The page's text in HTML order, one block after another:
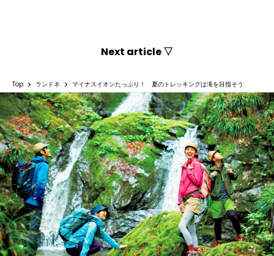
Next article ▽
Top ランドネ マイナスイオンたっぷり！ 夏のトレッキングは滝を目指そう